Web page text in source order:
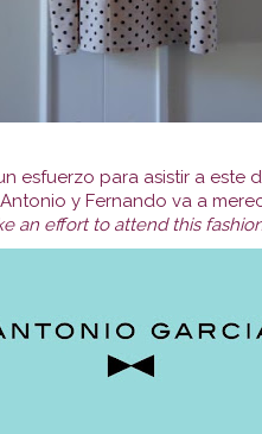
esfuerzo para asistir a este
y Fernando va a
an effort to attend this